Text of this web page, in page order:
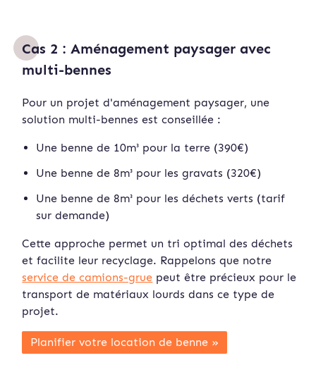
Cas 2 : Aménagement paysager avec
multi-bennes
Pour un projet d'aménagement paysager, une
solution multi-bennes est conseillée :
Une benne de 10m³ pour la terre (390€)
Une benne de 8m³ pour les gravats (320€)
Une benne de 8m³ pour les déchets verts (tarif
sur demande)
Cette approche permet un tri optimal des déchets
et facilite leur recyclage. Rappelons que notre
service de camions-grue peut être précieux pour le
transport de matériaux lourds dans ce type de
projet.
Planifier votre location de benne »